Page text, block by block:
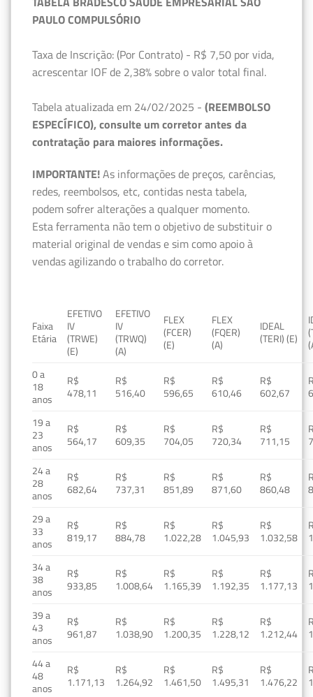
PAULO COMPULSÓRIO
Taxa de Inscrição: (Por Contrato) - R$ 7,50 por vida,
acrescentar IOF de 2,38% sobre o valor total final.
Tabela atualizada em 24/02/2025 - (REEMBOLSO
ESPECÍFICO), consulte um corretor antes da
contratação para maiores informações.
IMPORTANTE!As informações de preços, carências,
redes, reembolsos, etc, contidas nesta tabela,
podem sofrer alterações a qualquer momento.
Esta ferramenta não tem o objetivo de substituir o
material original de vendas e sim como apoio à
vendas agilizando o trabalho do corretor.
Faixa
Etária
EFETIVO
IV
(TRWE)
(E)
EFETIVO
IV
(TRWQ)
(A)
FLEX
(FCER)
(E)
FLEX
(FQER)
(A)
IDEAL
(TERI) (E)
0 a
18
anos
R$
478,11
R$
516,40
R$
596,65
R$
610,46
R$
602,67
19 a
23
anos
R$
564,17
R$
609,35
R$
704,05
R$
720,34
R$
711,15
24 a
28
anos
R$
682,64
R$
737,31
R$
851,89
R$
871,60
R$
860,48
29 a
33
anos
R$
819,17
R$
884,78
R$
1.022,28
R$
1.045,93
R$
1.032,58
34 a
38
anos
R$
933,85
R$
1.008,64
R$
1.165,39
R$
1.192,35
R$
1.177,13
39 a
43
anos
R$
961,87
R$
1.038,90
R$
1.200,35
R$
1.228,12
R$
1.212,44
44 a
48
anos
R$
1.171,13
R$
1.264,92
R$
1.461,50
R$
1.495,31
R$
1.476,22